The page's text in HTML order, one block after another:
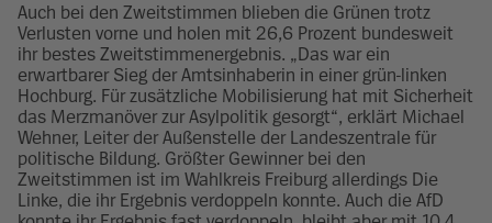
Auch bei den Zweitstimmen blieben die Grünen trotz
Verlusten vorne und holen mit 26,6 Prozent bundesweit
ihr bestes Zweitstimmenergebnis. „Das war ein
erwartbarer Sieg der Amtsinhaberin in einer grün-linken
Hochburg. Für zusätzliche Mobilisierung hat mit Sicherheit
das Merzmanöver zur Asylpolitik gesorgt“, erklärt Michael
Wehner, Leiter der Außenstelle der Landeszentrale für
politische Bildung. Größter Gewinner bei den
Zweitstimmen ist im Wahlkreis Freiburg allerdings Die
Linke, die ihr Ergebnis verdoppeln konnte. Auch die AfD